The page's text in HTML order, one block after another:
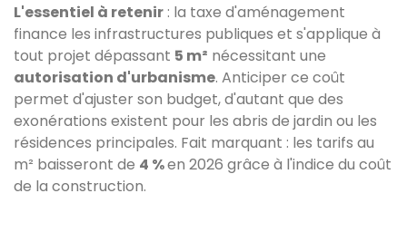
L'essentiel à retenir : la taxe d'aménagement
finance les infrastructures publiques et s'applique à
tout projet dépassant 5 m² nécessitant une
autorisation d'urbanisme. Anticiper ce coût
permet d'ajuster son budget, d'autant que des
exonérations existent pour les abris de jardin ou les
résidences principales. Fait marquant : les tarifs au
m² baisseront de 4 %en 2026 grâce à l'indice du coût
de la construction.